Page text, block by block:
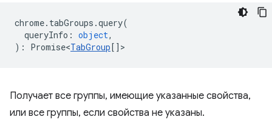
chrome. tabGroups .query(
queryInfo : object,
) : Promise<TabGroup[] >
Получает все группы, имеющие указанные свойства,
или все группы, если свойства не указаны.